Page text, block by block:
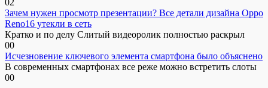
02
Зачем нужен просмотр презентации? Все детали дизайна Oppo
Reno16 утекли в сеть
Кратко и по делу Слитый видеоролик полностью раскрыл
00
Исчезновение ключевого элемента смартфона было объяснено
В современных смартфонах все реже можно встретить слоты
00